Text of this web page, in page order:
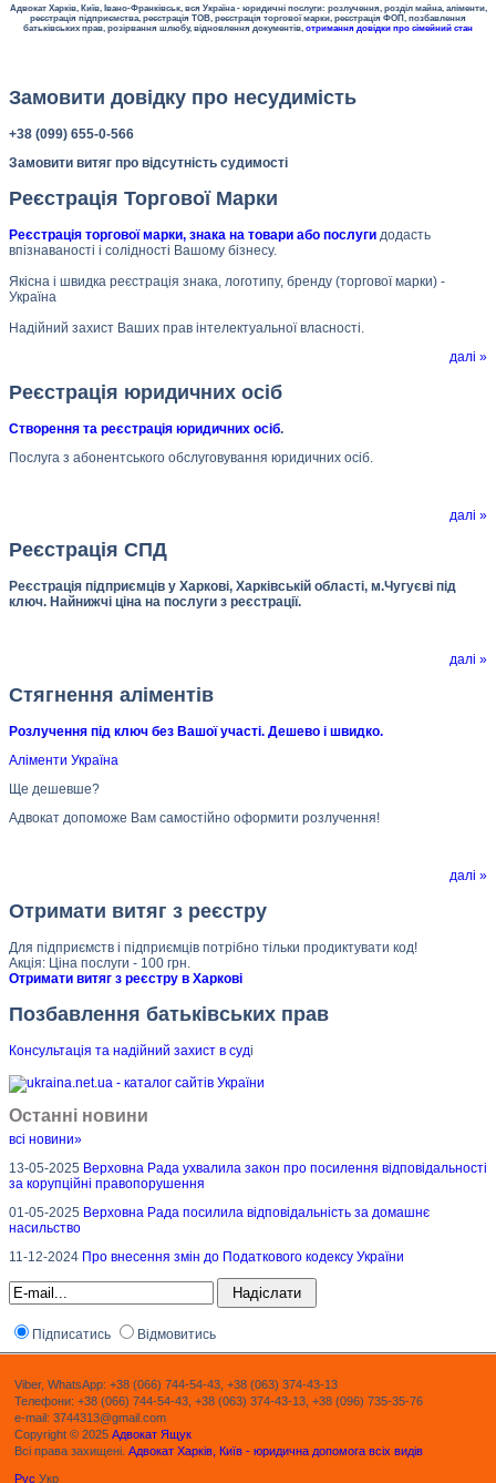
Адвокат Харків, Київ, Івано-Франківськ, вся Україна - юридичні послуги: розлучення, розділ майна, аліменти,
реєстрація підприємства, реєстрація ТОВ, реєстрація торгової марки, реєстрація ФОП, позбавлення
батьківських прав, розірвання шлюбу, відновлення документів, отримання довідки про сімейний стан
Замовити довідку про несудимість
+38 (099) 655-0-566
Замовити витяг про відсутність судимості
Реєстрація Торгової Марки
Реєстрація торгової марки, знака на товари або послуги додасть
впізнаваності і солідності Вашому бізнесу.
Якісна і швидка реєстрація знака, логотипу, бренду (торгової марки) -
Україна
Надійний захист Ваших прав інтелектуальної власності.
далі »
Реєстрація юридичних осіб
Створення та реєстрація юридичних осіб.
Послуга з абонентського обслуговування юридичних осіб.
далі »
Реєстрація СПД
Реєстрація підприємців у Харкові, Харківській області, м.Чугуєві під
ключ. Найнижчі ціна на послуги з реєстрації.
далі »
Стягнення аліментів
Розлучення під ключ без Вашої участі. Дешево і швидко.
Аліменти Україна
Ще дешевше?
Адвокат допоможе Вам самостійно оформити розлучення!
далі »
Отримати витяг з реєстру
Для підприємств і підприємців потрібно тільки продиктувати код!
Акція: Ціна послуги - 100 грн.
Отримати витяг з реєстру в Харкові
Позбавлення батьківських прав
Консультація та надійний захист в суді
Останні новини
всі новини»
13-05-2025 Верховна Рада ухвалила закон про посилення відповідальності
за корупційні правопорушення
01-05-2025 Верховна Рада посилила відповідальність за домашнє
насильство
11-12-2024 Про внесення змін до Податкового кодексу України
Підписатись Відмовитись
Viber, WhatsApp: +38 (066) 744-54-43, +38 (063) 374-43-13
Телефони: +38 (066) 744-54-43, +38 (063) 374-43-13, +38 (096) 735-35-76
e-mail: 3744313@gmail.com
Copyright © 2025 Адвокат Ящук
Всі права захищені. Адвокат Харків, Київ - юридична допомога всіх видів
Рус Укр